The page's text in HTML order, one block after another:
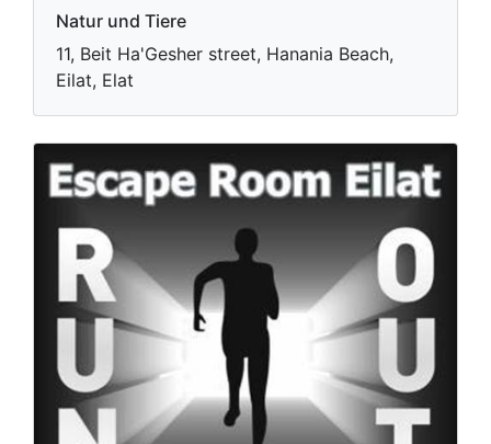
Natur und Tiere
11, Beit Ha'Gesher street, Hanania Beach,
Eilat, Elat